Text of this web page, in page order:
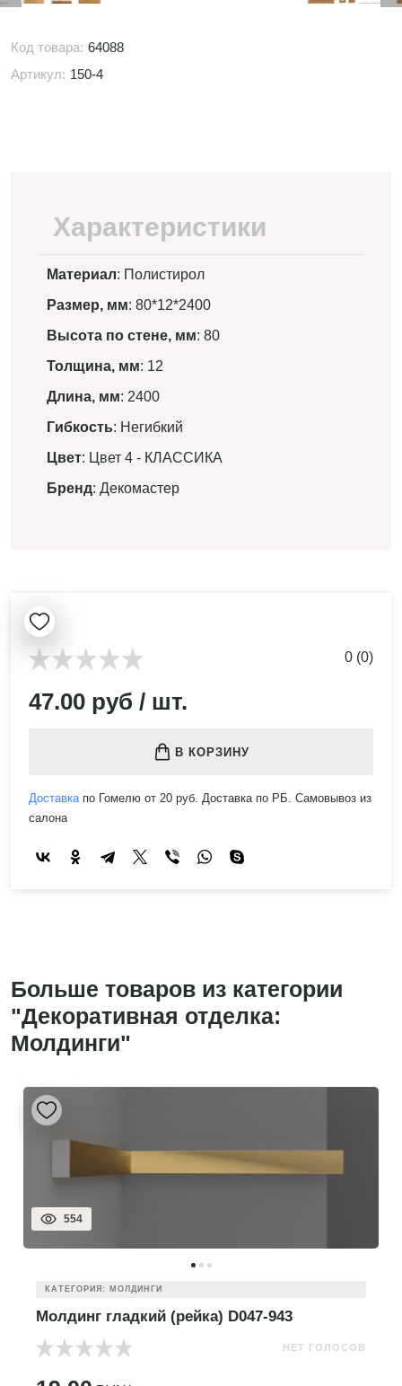
Код товара: 64088
Артикул: 150-4
Характеристики
Материал: Полистирол
Размер, мм: 80*12*2400
Высота по стене, мм: 80
Толщина, мм: 12
Длина, мм: 2400
Гибкость: Негибкий
Цвет: Цвет 4 - КЛАССИКА
Бренд: Декомастер
0 (0)
47.00 руб / шт.
В КОРЗИНУ
Доставкапо Гомелю от 20 руб. Доставка по РБ. Самовывоз из
салона
Больше товаров из категории
"Декоративная отделка:
Молдинги"
554
КАТЕГОРИЯ: МОЛДИНГИ
Молдинг гладкий (рейка) D047-943
НЕТ ГОЛОСОВ